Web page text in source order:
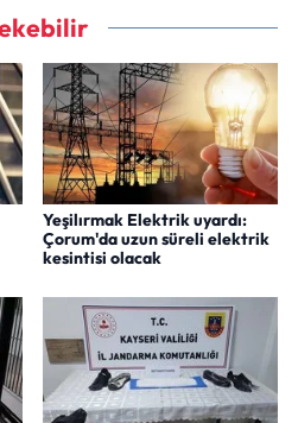
Yeşilırmak Elektrik uyardı:
Çorum'da uzun süreli elektrik
kesintisi olacak